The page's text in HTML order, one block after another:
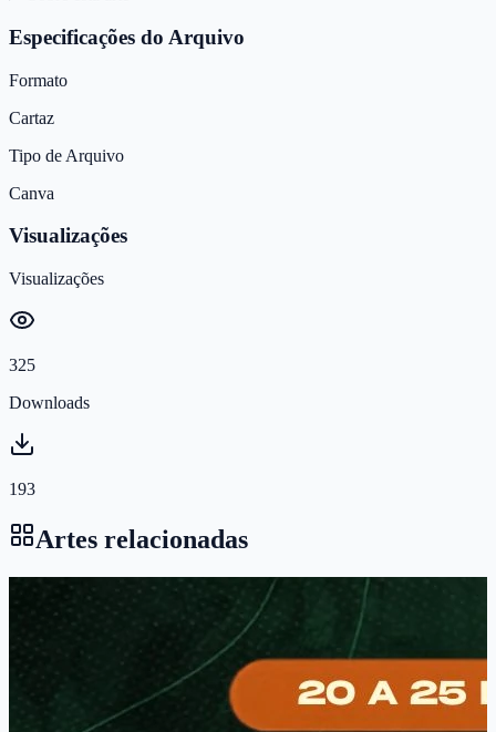
Especificações do Arquivo
Formato
Cartaz
Tipo de Arquivo
Canva
Visualizações
Visualizações
325
Downloads
193
Artes relacionadas